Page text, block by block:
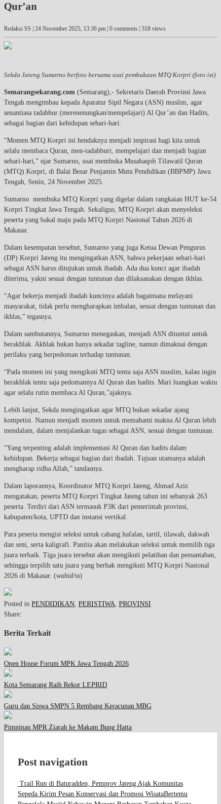
Qur’an
Redaksi SS | 24 November 2025, 13:36 pm | 0 comments | 318 views
Sekda Jateng Sumarno berfoto bersama usai pembukaan MTQ Korpri (foto:ist)
Semarangsekarang.com (Semarang),- Sekretaris Daerah Provinsi Jawa
Tengah mengimbau kepada Aparatur Sipil Negara (ASN) muslim, agar
senantiasa tadabbur (merenenungkan/mempelajari) Al Qur’an dan Hadits,
sebagai bagian dari kehidupan sehari-hari.
“Momen MTQ Korpri ini hendaknya menjadi inspirasi bagi kita untuk
selalu membaca Quran, men-tadabburi, mempelajari dan menjadi bagian
sehari-hari,” ujar Sumarno, usai membuka Musabaqoh Tilawatil Quran
(MTQ) Korpri, di Balai Besar Penjamin Mutu Pendidikan (BBPMP) Jawa
Tengah, Senin, 24 November 2025.
Sumarno membuka MTQ Korpri yang digelar dalam rangkaian HUT ke-54
Korpri Tingkat Jawa Tengah. Sekaligus, MTQ Korpri akan menyeleksi
peserta yang bakal maju pada MTQ Korpri Nasional Tahun 2026 di
Makasar.
Dalam kesempatan tersebut, Sumarno yang juga Ketua Dewan Pengurus
(DP) Korpri Jateng itu mengingatkan ASN, bahwa pekerjaan sehari-hari
sebagai ASN harus ditujukan untuk ibadah. Ada dua kunci agar ibadah
diterima, yakni sesuai dengan tuntunan dan dilaksanakan dengan ikhlas.
“Agar bekerja menjadi ibadah kuncinya adalah bagaimana melayani
masyarakat, tidak perlu mengharapkan imbalan, sesuai dengan tuntunan dan
ikhlas,” tegasnya.
Dalam sambutannya, Sumarno menegaskan, menjadi ASN dituntut untuk
berakhlak. Akhlak bukan hanya sekadar tagline, namun dimaknai dengan
perilaku yang berpedoman terhadap tuntunan.
“Pada momen ini yang mengikuti MTQ tentu saja ASN muslim, kalau ingin
berakhlak tentu saja pedomannya Al Quran dan hadits. Mari luangkan waktu
agar selalu rutin membaca Al Quran,”ajaknya.
Lebih lanjut, Sekda mengingatkan agar MTQ bukan sekadar ajang
kompetisi. Namun menjadi momen untuk memahami makna Al Quran lebih
mendalam, dalam menjalankan tugas sebagai ASN, sesuai dengan tuntunan.
“Yang terpenting adalah implementasi Al Quran dan hadits dalam
kehidupan. Bekerja sebagai bagian dari ibadah. Tujuan utamanya adalah
mengharap ridha Allah,” tandasnya.
Dalam laporannya, Koordinator MTQ Korpri Jateng, Ahmad Aziz
mengatakan, peserta MTQ Korpri Tingkat Jateng tahun ini sebanyak 263
peserta. Terdiri dari ASN termasuk P3K dari pemerintah provinsi,
kabupaten/kota, UPTD dan instansi vertikal.
Para peserta mengisi seleksi untuk cabang hafalan, tartil, tilawah, dakwah
dan seni, serta kaligrafi. Panitia akan melakukan seleksi untuk memilih tiga
juara terbaik. Tiga juara tersebut akan mengikuti pelatihan dan pemantaban,
sehingga terpilih satu juara yang berhak mengikuti MTQ Korpri Nasional
2026 di Makasar. (wahid/ss)
Posted in PENDIDIKAN PERISTIWA PROVINSI
Share:
Berita Terkait
Open House Forum MPK Jawa Tengah 2026
Kota Semarang Raih Rekor LEPRID
Guru dan Siswa SMPN 5 Rembang Keracunan MBG
Pimpinan MPR Ziarah ke Makam Bung Hatta
Post navigation
Trail Run di Baturadden, Pemprov Jateng Ajak Komunitas
Sepeda Kirim Pesan Konservasi dan Promosi WisataBertemu